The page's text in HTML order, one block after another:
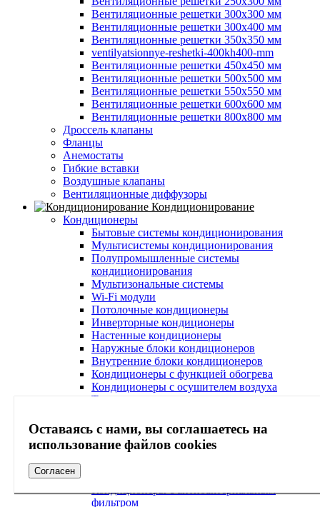
Оставаясь с нами, вы соглашаетесь на
использование файлов cookies
Согласен
Вентиляционные решетки 300х300 мм
Вентиляционные решетки 300х400 мм
Вентиляционные решетки 350х350 мм
ventilyatsionnye-reshetki-400kh400-mm
Вентиляционные решетки 450х450 мм
Вентиляционные решетки 500х500 мм
Вентиляционные решетки 550х550 мм
Вентиляционные решетки 600х600 мм
Вентиляционные решетки 800х800 мм
Дроссель клапаны
Фланцы
Анемостаты
Гибкие вставки
Воздушные клапаны
Вентиляционные диффузоры
Кондиционирование
Кондиционеры
Бытовые системы кондиционирования
Мультисистемы кондиционирования
Полупромышленные системы
кондиционирования
Мультизональные системы
Wi-Fi модули
Потолочные кондиционеры
Инверторные кондиционеры
Настенные кондиционеры
Наружные блоки кондиционеров
Внутренние блоки кондиционеров
Кондиционеры с функцией обогрева
Кондиционеры с осушителем воздуха
Тихие кондиционеры
Кондиционеры с системой самоочистки
Кондиционеры с ионизатором воздуха
Кондиционеры с Wi-Fi
фильтром